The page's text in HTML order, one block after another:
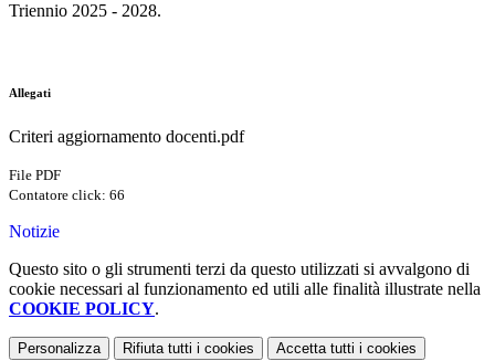
Triennio 2025 - 2028.
Allegati
Criteri aggiornamento docenti.pdf
File PDF
Contatore click: 66
Notizie
Questo sito o gli strumenti terzi da questo utilizzati si avvalgono di
cookie necessari al funzionamento ed utili alle finalità illustrate nella
COOKIE POLICY.
Personalizza Rifiuta tutti i cookies Accetta tutti i cookies